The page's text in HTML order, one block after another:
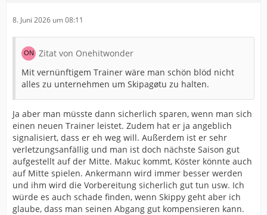
8. Juni 2026 um 08:11
Zitat von Onehitwonder
Mit vernünftigem Trainer wäre man schön blöd nicht
alles zu unternehmen um Skipagøtu zu halten.
Ja aber man müsste dann sicherlich sparen, wenn man sich
einen neuen Trainer leistet. Zudem hat er ja angeblich
signalisiert, dass er eh weg will. Außerdem ist er sehr
verletzungsanfällig und man ist doch nächste Saison gut
aufgestellt auf der Mitte. Makuc kommt, Köster könnte auch
auf Mitte spielen. Ankermann wird immer besser werden
und ihm wird die Vorbereitung sicherlich gut tun usw. Ich
würde es auch schade finden, wenn Skippy geht aber ich
glaube, dass man seinen Abgang gut kompensieren kann.